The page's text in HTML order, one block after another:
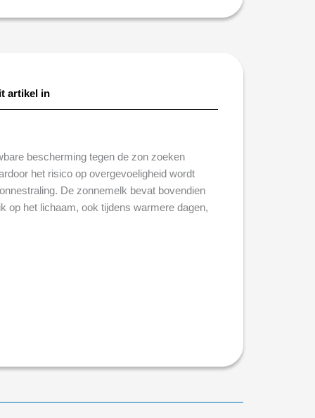
artikel in
bescherming tegen de zon zoeken
het risico op overgevoeligheid wordt
De zonnemelk bevat bovendien
op het lichaam, ook tijdens warmere dagen,